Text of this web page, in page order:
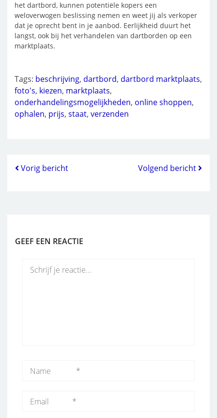
het dartbord, kunnen potentiële kopers een
weloverwogen beslissing nemen en weet jij als verkoper
dat je oprecht bent in je aanbod. Eerlijkheid duurt het
langst, ook bij het verhandelen van dartborden op een
marktplaats.
Tags: beschrijving, dartbord, dartbord marktplaats,
foto's, kiezen, marktplaats,
onderhandelingsmogelijkheden, online shoppen,
ophalen, prijs, staat, verzenden
Vorig bericht Volgend bericht
GEEF EEN REACTIE